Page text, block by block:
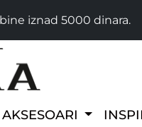
iznad 5000 dinara.
AKSESOARI